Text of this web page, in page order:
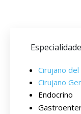
Cirujano
Cirujano
Endocrino